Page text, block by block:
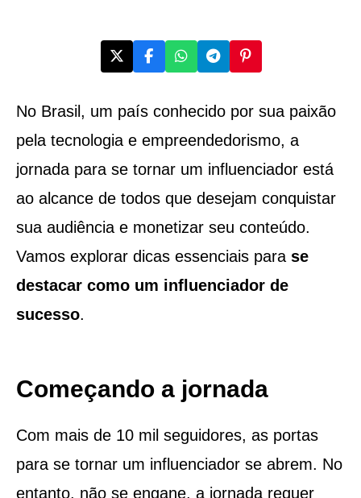
No Brasil, um país conhecido por sua paixão
pela tecnologia e empreendedorismo, a
jornada para se tornar um influenciador está
ao alcance de todos que desejam conquistar
sua audiência e monetizar seu conteúdo.
Vamos explorar dicas essenciais para se
destacar como um influenciador de
sucesso.
Começando a jornada
Com mais de 10 mil seguidores, as portas
para se tornar um influenciador se abrem. No
entanto, não se engane, a jornada requer